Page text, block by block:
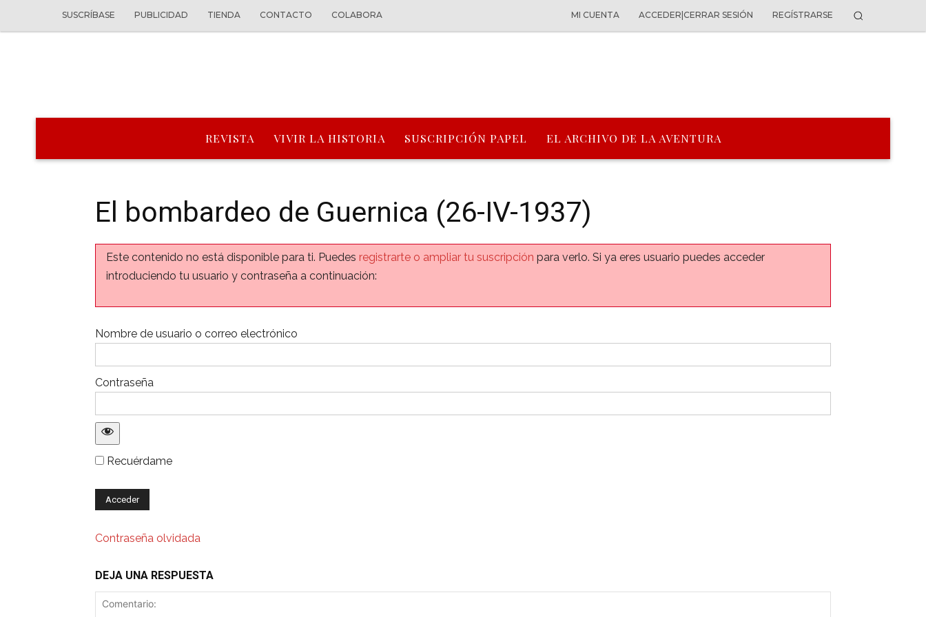
SUSCRÍBASE PUBLICIDAD TIENDA CONTACTO COLABORA MI CUENTA ACCEDER|CERRAR SESIÓN REGÍSTRARSE
REVISTA VIVIR LA HISTORIA SUSCRIPCIÓN PAPEL EL ARCHIVO DE LA AVENTURA
El bombardeo de Guernica (26-IV-1937)
Este contenido no está disponible para ti. Puedes registrarte o ampliar tu suscripción para verlo. Si ya eres usuario puedes acceder
introduciendo tu usuario y contraseña a continuación:
Nombre de usuario o correo electrónico
Contraseña
Recuérdame
Contraseña olvidada
DEJA UNA RESPUESTA